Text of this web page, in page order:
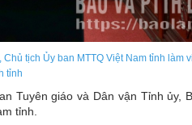
tịch Ủy ban MTTQ Việt Nam tỉnh làm
tỉnh
Tuyên giáo và Dân vận Tỉnh ủy,
tỉnh.